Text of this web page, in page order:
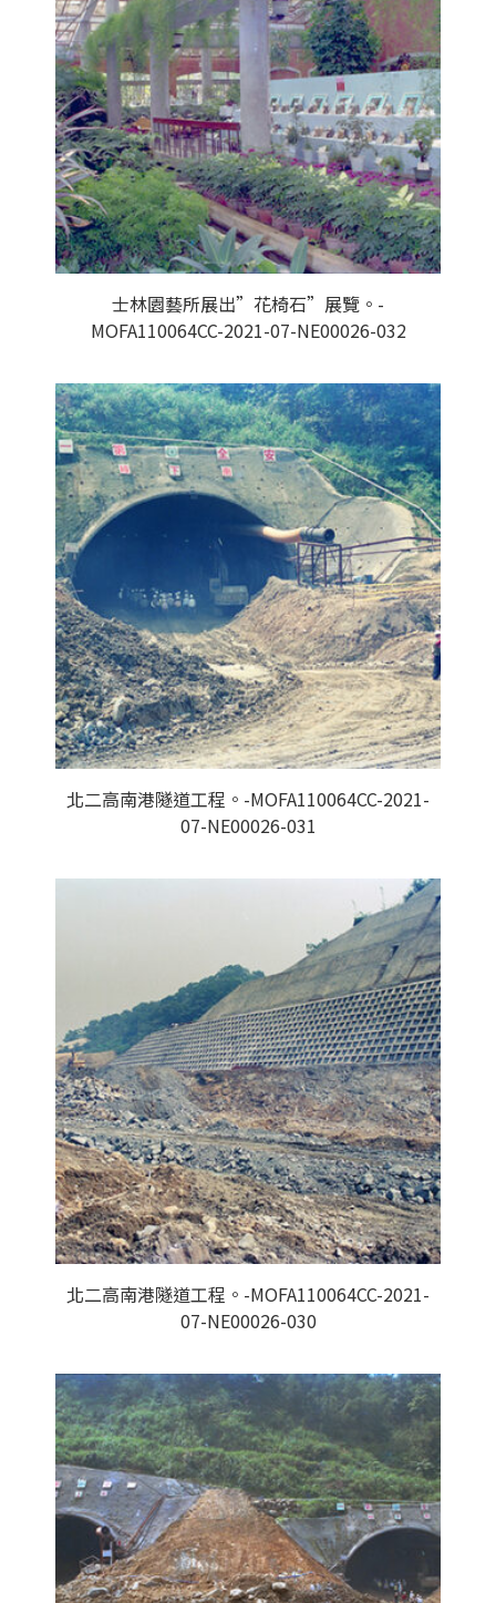
士林園藝所展出”花椅石”展覽。-
MOFA110064CC-2021-07-NE00026-032
北二高南港隧道工程。-MOFA110064CC-2021-
07-NE00026-031
北二高南港隧道工程。-MOFA110064CC-2021-
07-NE00026-030